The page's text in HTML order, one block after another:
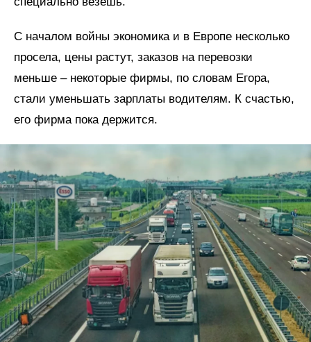
С началом войны экономика и в Европе несколько
просела, цены растут, заказов на перевозки
меньше – некоторые фирмы, по словам Егора,
стали уменьшать зарплаты водителям. К счастью,
его фирма пока держится.